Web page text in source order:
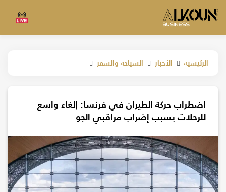
الرئيسية الأخبار السياحة والسفر
اضطراب حركة الطيران في فرنسا: إلغاء واسع
للرحلات بسبب إضراب مراقبي الجو